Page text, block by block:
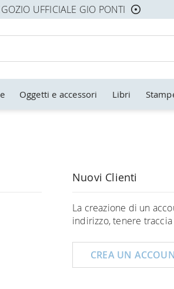
UFFICIALE GIO PONTI
Oggetti e accessori Libri
Nuovi Clienti
La creazione di un
indirizzo, tenere
CREA UN